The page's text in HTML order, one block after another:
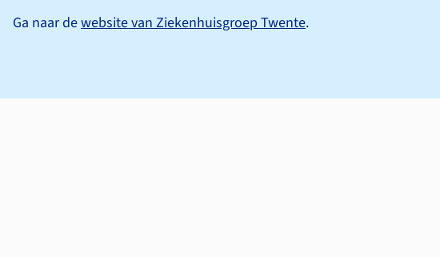
Ga naar dewebsite van Ziekenhuisgroep Twente.